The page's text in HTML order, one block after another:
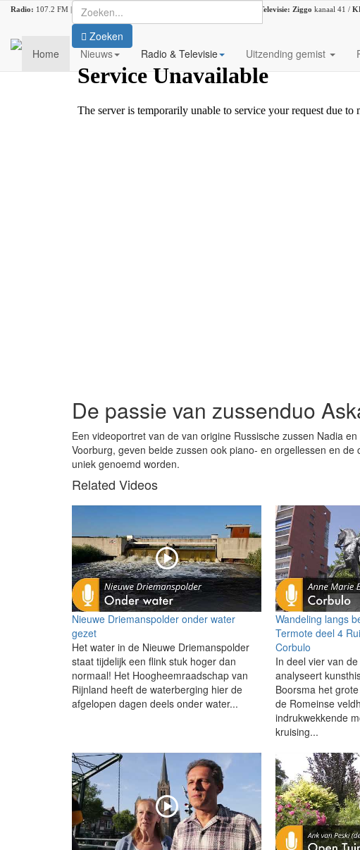
Radio: 107.2 FM | DAB+: kanaal 5C (DAB lokaal 33) | Televisie: Ziggo kanaal 41 /
Home Nieuws Radio & Televisie Uitzending gemist
Zoeken
De passie van zussenduo
Een videoportret van de van origine Russische zussen Nadia
Voorburg, geven beide zussen ook piano- en orgellessen en
uniek genoemd worden.
Related Videos
Nieuwe Driemanspolder onder water
gezet
Het water in de Nieuwe Driemanspolder
staat tijdelijk een flink stuk hoger dan
normaal! Het Hoogheemraadschap van
Rijnland heeft de waterberging hier de
afgelopen dagen deels onder water...
Wandeling langs
Termote deel 4
Corbulo
In deel vier van
analyseert
Boorsma het
de Romeinse
indrukwekkende
kruising...